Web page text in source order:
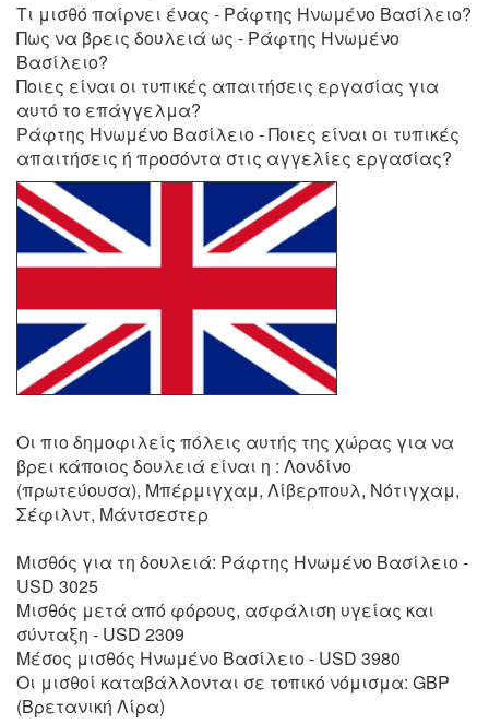
Τι μισθό παίρνει ένας - Ράφτης Ηνωμένο Βασίλειο?
Πως να βρεις δουλειά ως - Ράφτης Ηνωμένο
Βασίλειο?
Ποιες είναι οι τυπικές απαιτήσεις εργασίας για
αυτό το επάγγελμα?
Ράφτης Ηνωμένο Βασίλειο - Ποιες είναι οι τυπικές
απαιτήσεις ή προσόντα στις αγγελίες εργασίας?
Οι πιο δημοφιλείς πόλεις αυτής της χώρας για να
βρει κάποιος δουλειά είναι η : Λονδίνο
(πρωτεύουσα), Μπέρμιγχαμ, Λίβερπουλ, Νότιγχαμ,
Σέφιλντ, Μάντσεστερ
Μισθός για τη δουλειά: Ράφτης Ηνωμένο Βασίλειο -
USD 3025
Μισθός μετά από φόρους, ασφάλιση υγείας και
σύνταξη - USD 2309
Μέσος μισθός Ηνωμένο Βασίλειο - USD 3980
Οι μισθοί καταβάλλονται σε τοπικό νόμισμα: GBP
(Βρετανική Λίρα)